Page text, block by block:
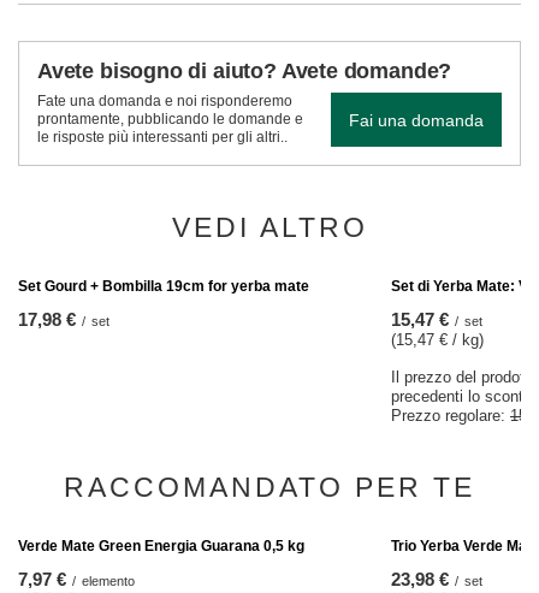
Avete bisogno di aiuto? Avete domande?
Fate una domanda e noi risponderemo
prontamente, pubblicando le domande e
le risposte più interessanti per gli altri..
Fai una domanda
VEDI ALTRO
Set di Yerba Mate:
15,47 € / set
(15,47 € / kg)
Il prezzo del
precedenti lo
Prezzo regolare: